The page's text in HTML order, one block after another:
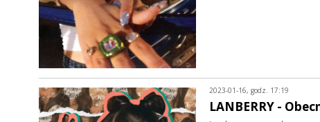
2023-01-16, godz. 17:19
LANBERRY -